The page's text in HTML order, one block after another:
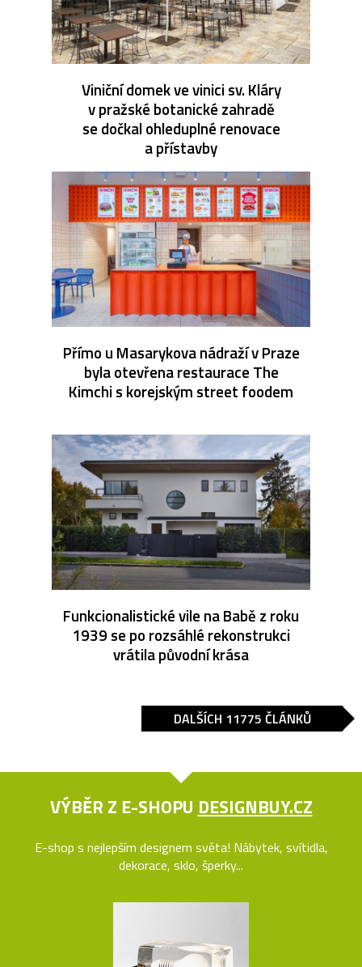
Viniční domek ve vinici sv. Kláry
v pražské botanické zahradě
se dočkal ohleduplné renovace
a přístavby
Přímo u Masarykova nádraží v Praze
byla otevřena restaurace The
Kimchi s korejským street foodem
Funkcionalistické vile na Babě z roku
1939 se po rozsáhlé rekonstrukci
vrátila původní krása
DALŠÍCH 11775 ČLÁNKŮ
VÝBĚR Z E-SHOPU DESIGNBUY.CZ
E-shop s nejlepším designem světa! Nábytek, svítidla,
dekorace, sklo, šperky...